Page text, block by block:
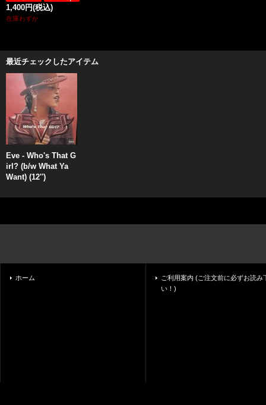
1,400円(税込)
在庫わずか
最近チェックしたアイテム
Eve - Who's That G
irl? (b/w What Ya
Want) (12'')
ホーム
ご利用案内 (ご注文前に必ずお読み
い！)